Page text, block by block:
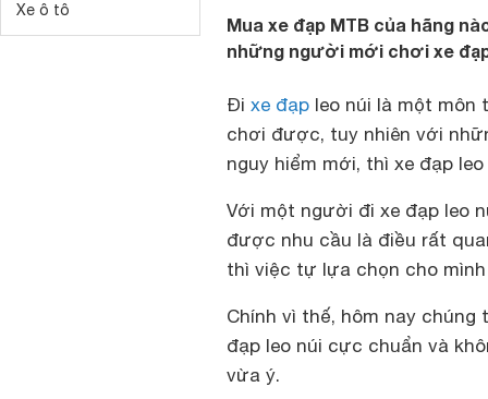
Xe ô tô
Mua xe đạp MTB của hãng
những người mới chơi xe
Đi xe đạp leo núi là một môn
chơi được, tuy nhiên với
nguy hiểm mới, thì xe đạp
Với một người đi xe đạp leo
được nhu cầu là điều rất
thì việc tự lựa chọn cho
Chính vì thế, hôm nay
đạp leo núi cực chuẩn và
vừa ý.